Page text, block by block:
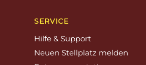
SERVICE
Hilfe & Support
Neuen Stellplatz melden